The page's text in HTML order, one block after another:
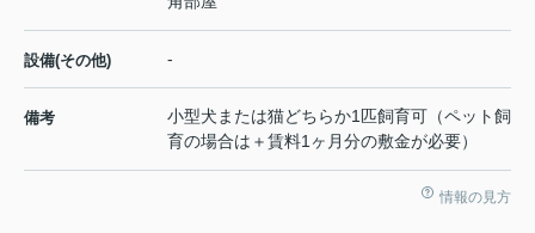
設備(その他) -
備考
小型犬または猫どちらか1匹飼育可（ペット飼
育の場合は＋賃料1ヶ月分の敷金が必要）
情報の見方